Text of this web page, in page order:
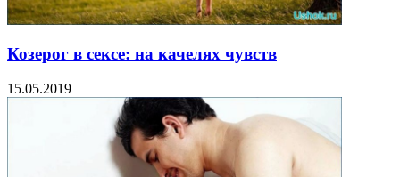
Козерог в сексе: на качелях чувств
15.05.2019